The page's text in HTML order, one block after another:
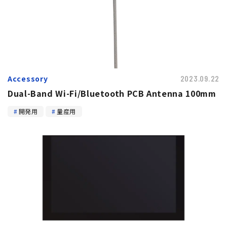
Accessory 2023.09.22
Dual-Band Wi-Fi/Bluetooth PCB Antenna 100mm
開発用 量産用